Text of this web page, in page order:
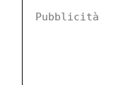
Pubblicità